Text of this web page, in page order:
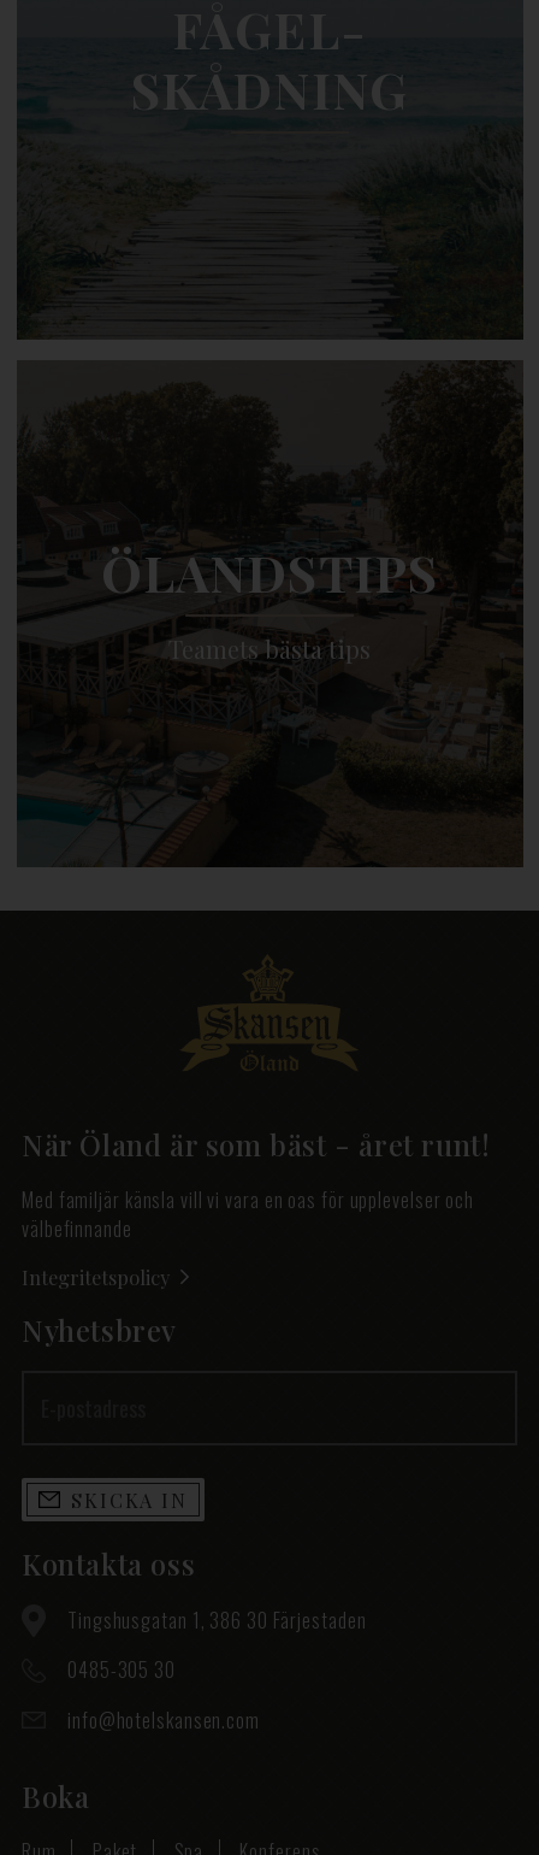
FÅGEL-
SKÅDNING
ÖLANDSTIPS
Teamets bästa tips
När Öland är som bäst - året runt!
Med familjär känsla vill vi vara en oas för upplevelser och
välbefinnande
Integritetspolicy
Nyhetsbrev
SKICKA IN
Kontakta oss
Tingshusgatan 1, 386 30 Färjestaden
0485-305 30
info@hotelskansen.com
Boka